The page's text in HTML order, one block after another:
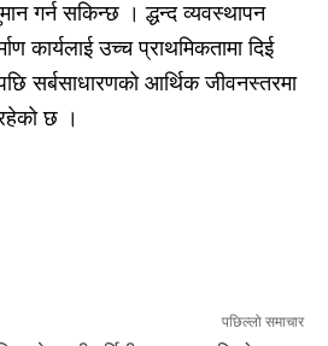
गर्न सकिन्छ । द्धन्द व्यवस्थापन
कार्यलाई उच्च प्राथमिकतामा दिई
सर्बसाधारणको आर्थिक जीवनस्तरमा
छ ।
पछिल्लो समाचार